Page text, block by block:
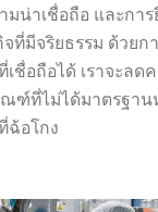
น่าเชื่อถือ และกา
ที่มีจริยธรรม ด้วยก
เชื่อถือได้ เราจะลด
ฑ์ที่ไม่ได้มาตรฐาน
ฉ้อโกง